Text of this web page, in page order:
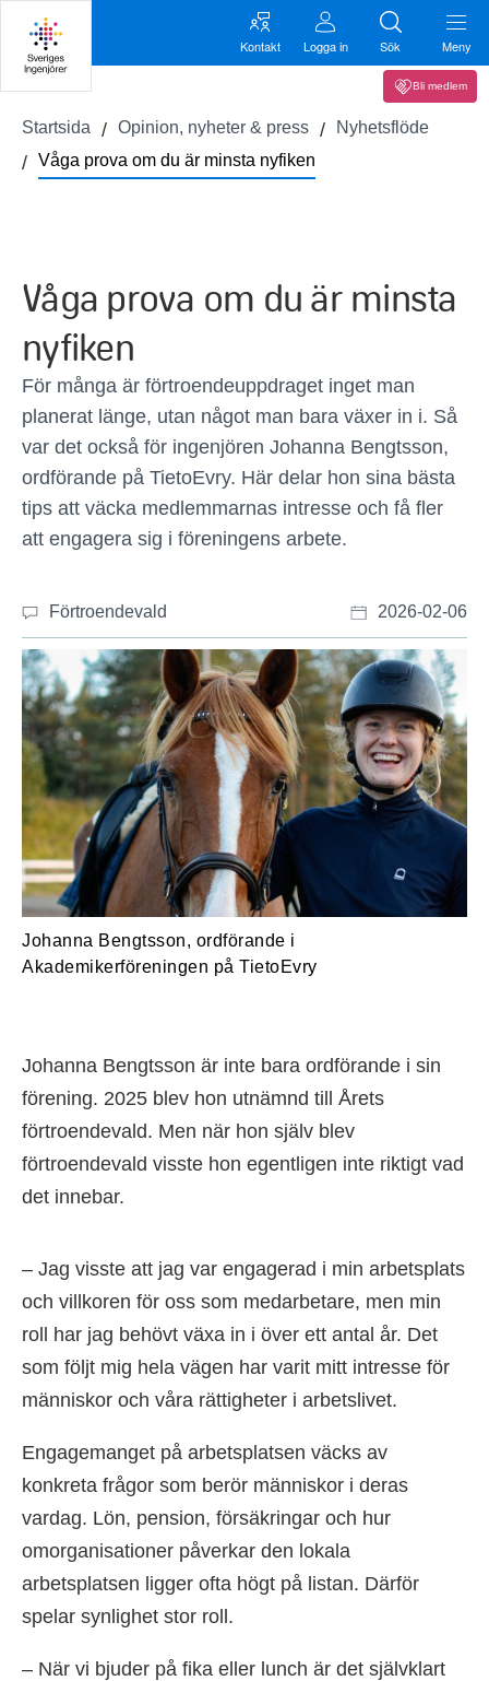
Kontakt Logga in Sök Meny
Bli medlem
Startsida Opinion, nyheter & press
Nyhetsflöde
Våga prova om du är minsta nyfiken
Våga prova om du är minsta
nyfiken
För många är förtroendeuppdraget inget man
planerat länge, utan något man bara växer in i. Så
var det också för ingenjören Johanna Bengtsson,
ordförande på TietoEvry. Här delar hon sina bästa
tips att väcka medlemmarnas intresse och få fler
att engagera sig i föreningens arbete.
Förtroendevald 2026-02-06
Johanna Bengtsson, ordförande i
Akademikerföreningen på TietoEvry
Johanna Bengtsson är inte bara ordförande i sin
förening. 2025 blev hon utnämnd till Årets
förtroendevald. Men när hon själv blev
förtroendevald visste hon egentligen inte riktigt vad
det innebar.
– Jag visste att jag var engagerad i min arbetsplats
och villkoren för oss som medarbetare, men min
roll har jag behövt växa in i över ett antal år. Det
som följt mig hela vägen har varit mitt intresse för
människor och våra rättigheter i arbetslivet.
Engagemanget på arbetsplatsen väcks av
konkreta frågor som berör människor i deras
vardag. Lön, pension, försäkringar och hur
omorganisationer påverkar den lokala
arbetsplatsen ligger ofta högt på listan. Därför
spelar synlighet stor roll.
– När vi bjuder på fika eller lunch är det självklart